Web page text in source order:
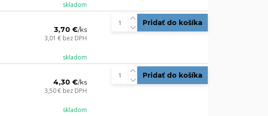
skladom
3,70 €/ks
3,01 € bez DPH
skladom
Pridať do košíka
4,30 €/ks
3,50 € bez DPH
skladom
Pridať do košíka